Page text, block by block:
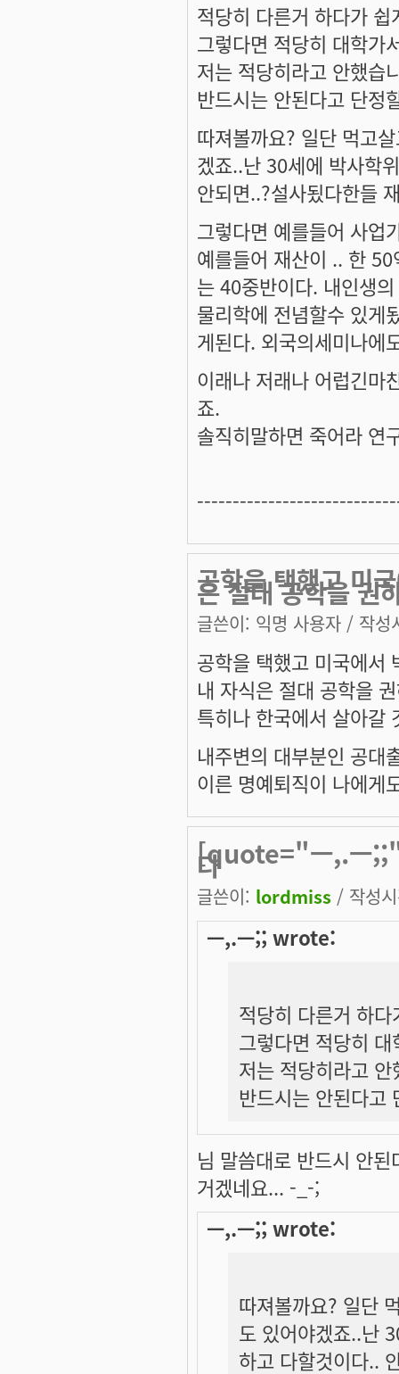
적당히 다른거 하다가 쉽
그렇다면 적당히 대학가
저는 적당히라고 안했습
반드시는 안된다고 단정
따져볼까요? 일단 먹고
겠죠..난 30세에 박사학
안되면..?설사됬다한들
그렇다면 예를들어 사업
예를들어 재산이 .. 한
는 40중반이다. 내인생
물리학에 전념할수 있게
게된다. 외국의세미나에
이래나 저래나 어럽긴마
죠.
솔직히말하면 죽어라 연
공학을 택했고 미
은 절대 공학을 권
글쓴이: 익명 사용자 / 작성
공학을 택했고 미국에서
내 자식은 절대 공학을
특히나 한국에서 살아갈
내주변의 대부분인 공대
이른 명예퇴직이 나에게
[quote="ㅡ,.ㅡ;;"]
다
글쓴이: lordmiss / 작성
ㅡ,.ㅡ;; wrote:
적당히 다른거 하
그렇다면 적당히
저는 적당히라고
반드시는 안된다고
님 말씀대로 반드시 안
거겠네요... -_-;
ㅡ,.ㅡ;; wrote:
따져볼까요? 일단
도 있어야겠죠..난
하고 다할것이다..